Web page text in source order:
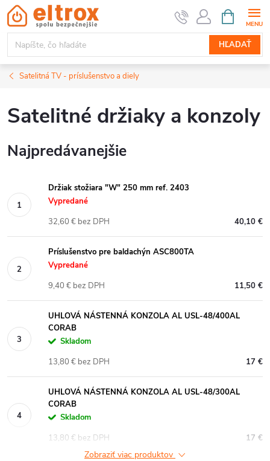
Prejsť
na
obsah
HĽADAŤ
KOŠÍK
Satelitná TV - príslušenstvo a diely
Satelitné držiaky a konzoly
Najpredávanejšie
Držiak stožiara "W" 250 mm ref. 2403
Vypredané
40,10 €
32,60 € bez DPH
Príslušenstvo pre baldachýn ASC800TA
Vypredané
11,50 €
9,40 € bez DPH
UHLOVÁ NÁSTENNÁ KONZOLA AL USL-48/400AL
CORAB
Skladom
17 €
13,80 € bez DPH
UHLOVÁ NÁSTENNÁ KONZOLA AL USL-48/300AL
CORAB
Skladom
17 €
13,80 € bez DPH
Zobraziť viac produktov